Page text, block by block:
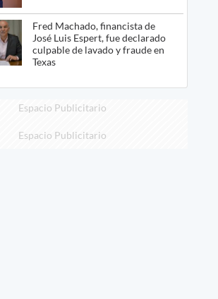
Fred Machado, financista de
José Luis Espert, fue declarado
culpable de lavado y fraude en
Texas
Espacio Publicitario
Espacio Publicitario